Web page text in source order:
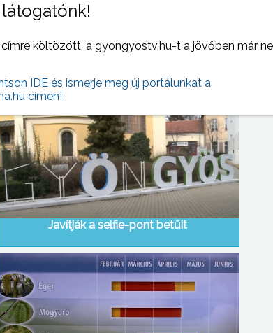
Javítják a selfie-pont betűit
látogatónk!
címre költözött, a gyongyostv.hu-t a jövőben már
IDE és ismerje meg új portálunkat a
címen!